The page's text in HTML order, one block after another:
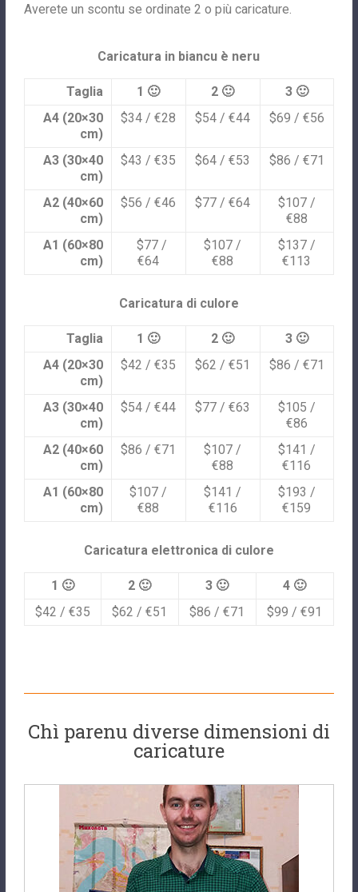
Averete un scontu se ordinate 2 o più caricature.
Caricatura in biancu è neru
Taglia 1 🙂 2 🙂
3 🙂
A4 (20×30
cm)
$34 / €28 $54 / €44 $69 / €56
A3 (30×40
cm)
$43 / €35 $64 / €53 $86 / €71
A2 (40×60
cm)
$56 / €46 $77 / €64
$107 /
€88
A1 (60×80
cm)
$77 /
€64
$107 /
€88
$137 /
€113
Caricatura di culore
Taglia 1 🙂 2 🙂
3 🙂
A4 (20×30
cm)
$42 / €35 $62 / €51 $86 / €71
A3 (30×40
cm)
$54 / €44 $77 / €63
$105 /
€86
A2 (40×60
cm)
$86 / €71
$107 /
€88
$141 /
€116
A1 (60×80
cm)
$107 /
€88
$141 /
€116
$193 /
€159
Caricatura elettronica di culore
1 🙂 2 🙂 3 🙂
4 🙂
$42 / €35
$62 / €51 $86 / €71 $99 / €91
Chì parenu diverse dimensioni di
caricature